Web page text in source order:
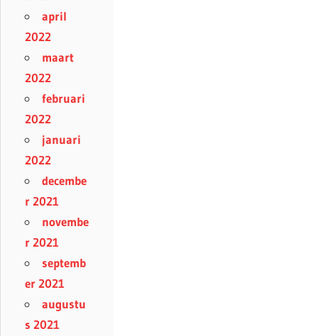
april
2022
maart
2022
februari
2022
januari
2022
decembe
r 2021
novembe
r 2021
septemb
er 2021
augustu
s 2021